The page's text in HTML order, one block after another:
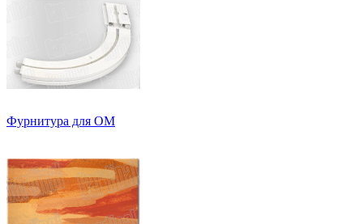
Фурнитура для ОМ